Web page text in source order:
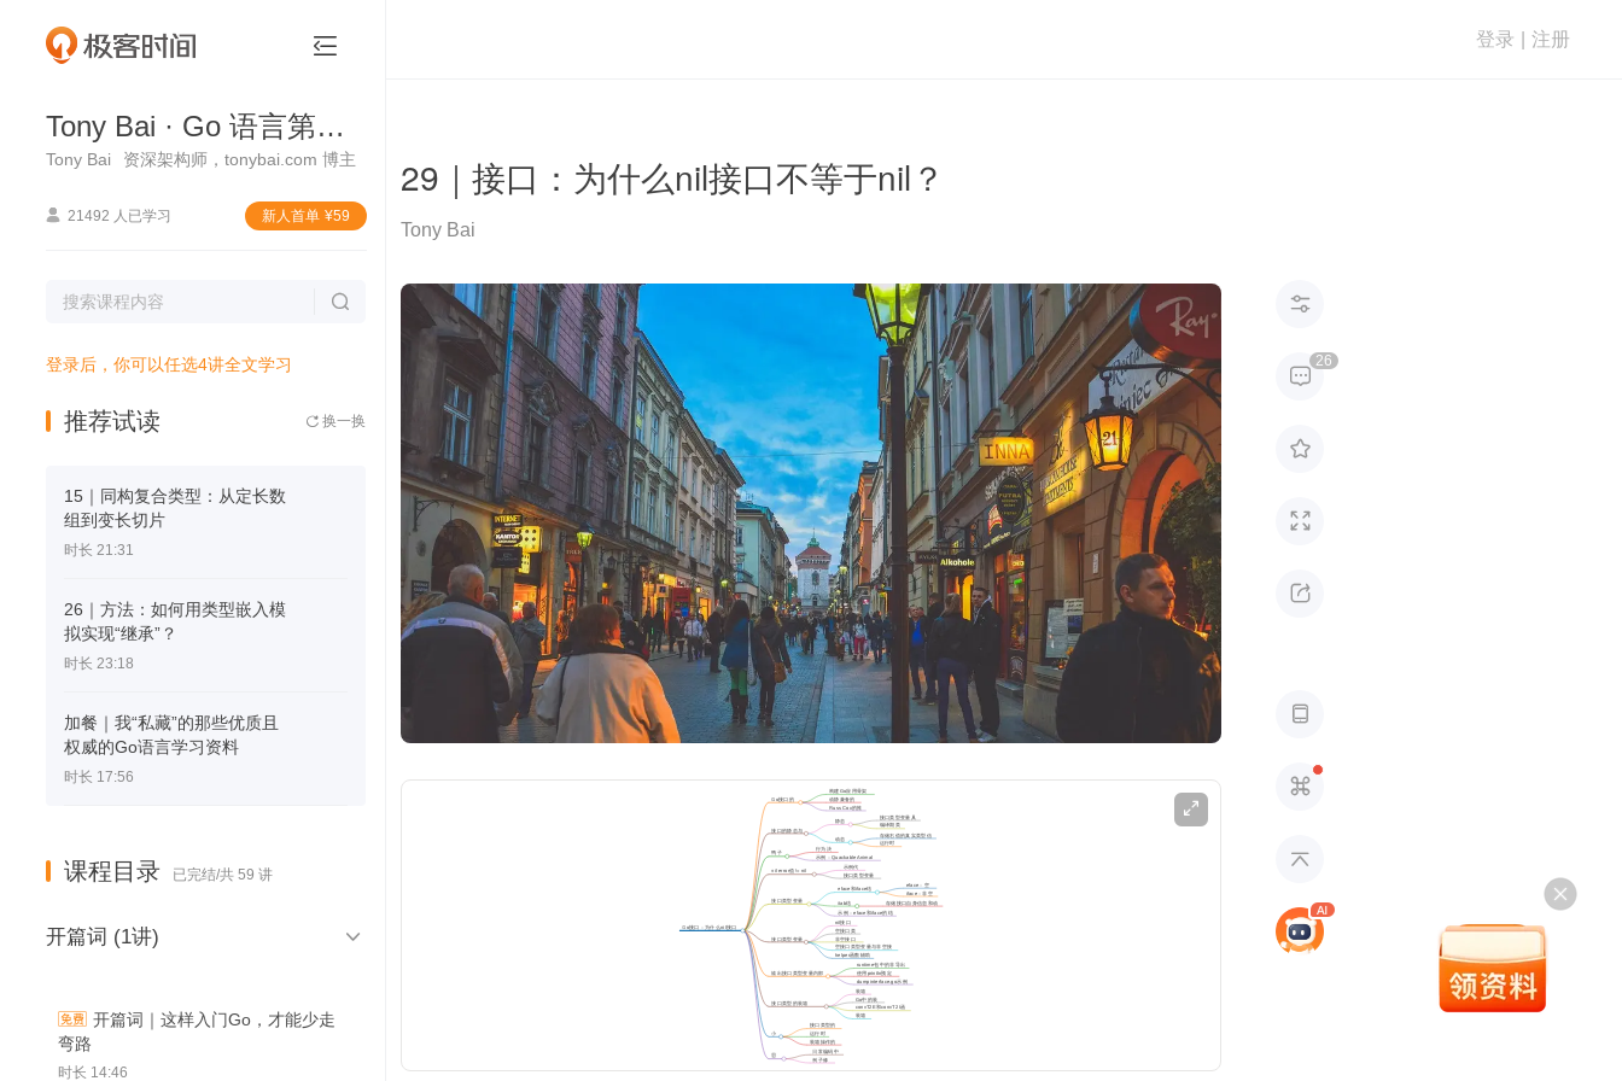

Tony Bai · Go 语言第一课
Tony Bai 资深架构师，tonybai.com 博主
 21492 人已学习 新⼈⾸单 ¥59

登录后，你可以任选4讲全文学习
推荐试读  换一换
15｜同构复合类型：从定长数
组到变长切片
时长 21:31
26｜方法：如何用类型嵌入模
拟实现“继承”？
时长 23:18
加餐｜我“私藏”的那些优质且
权威的Go语言学习资料
时长 17:56
课程目录 已完结/共 59 讲
开篇词 (1讲) 
开篇词｜这样入门Go，才能少走
弯路
时长 14:46
 Tony Bai · Go 语言第一课 登录 注册
29｜接口：为什么nil接口不等于nil？
Tony Bai
存储接口自身信息和动
iface：非空
eface：空
接口
运行时
存储右值的真实类型信
息（动态类型）
编译期类
型检查
接口类型变量具
有静态类型
例子修
日常编码中
的“坑”
装箱操作的
运行时
表示
接口类型的
动静特性
装箱
convT2E和convT2I函
数
Go中的装
箱操作
装箱
概念
dumpinterface.go示例
使用println预定
义函数
runtime包中的非导出
结构体
helper函数辅助
空接口类型变量与非空接
口类型变量的比较
非空接口
类型变量
空接口类
型变量
nil接口
变量
示例：eface和iface的结
itab结
eface和iface结
接口类型变量
示例代
码分析
示例：QuackableAnimal
行为决
定类型
动态
静态
Russ Cox的推
崇
动静兼备的
语法特性
构建Go应用骨架
的重要元素
小
接口类型的装箱
输出接口类型变量内部
接口类型变量
等值比较
接口类型变量
nil error值 != nil
鸭子
类型
接口的静态与
动态特性
Go接口的
Go接口：为什么nil接口



26





